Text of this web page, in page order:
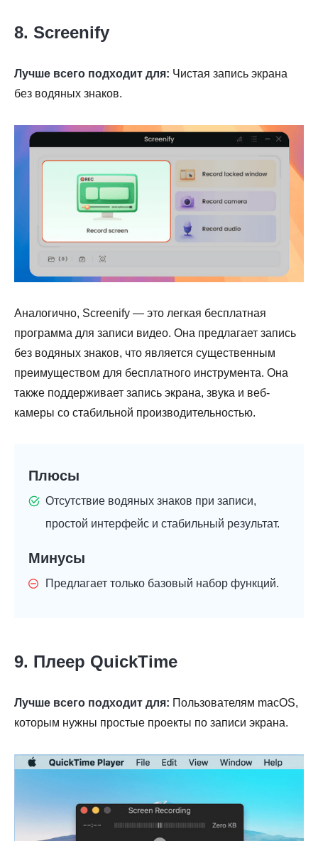
8. Screenify
Лучше всего подходит для: Чистая запись экрана
без водяных знаков.
Аналогично, Screenify — это легкая бесплатная
программа для записи видео. Она предлагает запись
без водяных знаков, что является существенным
преимуществом для бесплатного инструмента. Она
также поддерживает запись экрана, звука и веб-
камеры со стабильной производительностью.
Плюсы
Отсутствие водяных знаков при записи,
простой интерфейс и стабильный результат.
Минусы
Предлагает только базовый набор функций.
9. Плеер QuickTime
Лучше всего подходит для: Пользователям macOS,
которым нужны простые проекты по записи экрана.